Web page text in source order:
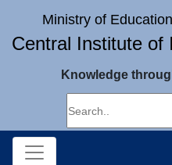
Ministry of
Central Institute of
Knowledge